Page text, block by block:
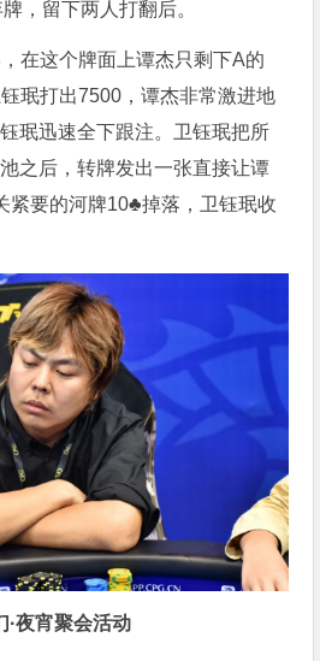
，留下两人打翻后。
在这个牌面上谭杰只剩下A的
珉打出7500，谭杰非常激进地
珉迅速全下跟注。卫钰珉把所
之后，转牌发出一张直接让谭
紧要的河牌10♣️掉落，卫钰珉收
·夜宵聚会活动